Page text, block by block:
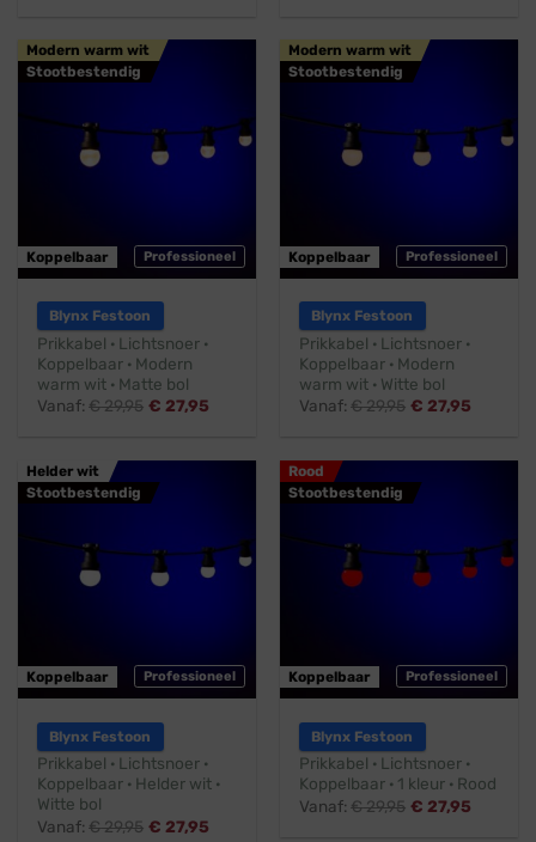
Professioneel
Modern warm wit
Stootbestendig
Koppelbaar
Blynx Festoon
Prikkabel · Lichtsnoer ·
Koppelbaar · Modern
warm wit · Matte bol
Vanaf:€29,95 € 27,95
Professioneel
Modern warm wit
Stootbestendig
Koppelbaar
Blynx Festoon
Prikkabel · Lichtsnoer ·
Koppelbaar · Modern
warm wit · Witte bol
Vanaf:€29,95 € 27,95
Helder wit
Stootbestendig
Professioneel
Koppelbaar
Blynx Festoon
Prikkabel · Lichtsnoer ·
Koppelbaar · Helder wit ·
Witte bol
Vanaf:€29,95 € 27,95
Rood
Stootbestendig
Professioneel
Koppelbaar
Blynx Festoon
Prikkabel · Lichtsnoer ·
Koppelbaar · 1 kleur · Rood
Vanaf:€29,95 € 27,95